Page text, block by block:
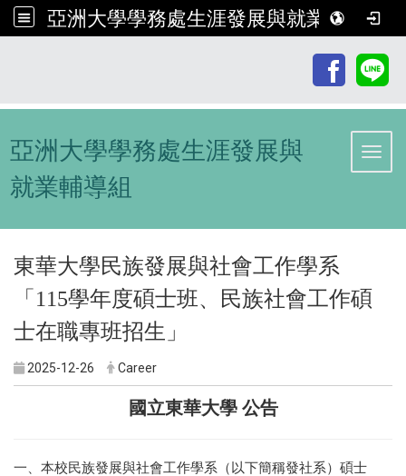
亞洲大學學務處生涯發展與就業輔導組
亞洲大學學務處生涯發展與
就業輔導組
東華大學民族發展與社會工作學系
「115學年度碩士班、民族社會工作碩
士在職專班招生」
2025-12-26 Career
國立東華大學 公告
一、本校民族發展與社會工作學系（以下簡稱發社系）碩士